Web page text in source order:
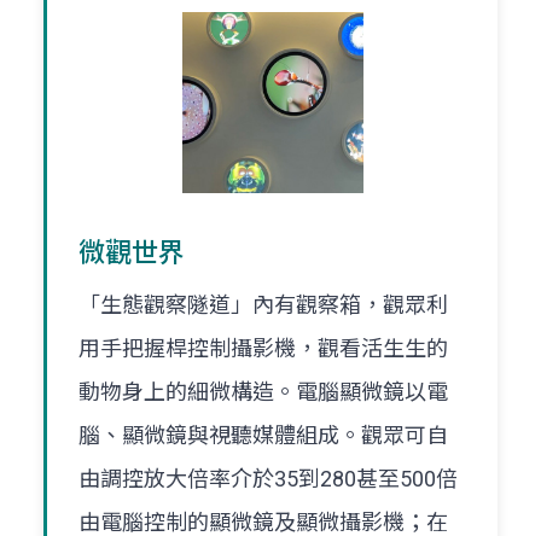
微觀世界
「生態觀察隧道」內有觀察箱，觀眾利
用手把握桿控制攝影機，觀看活生生的
動物身上的細微構造。電腦顯微鏡以電
腦、顯微鏡與視聽媒體組成。觀眾可自
由調控放大倍率介於35到280甚至500倍
由電腦控制的顯微鏡及顯微攝影機；在